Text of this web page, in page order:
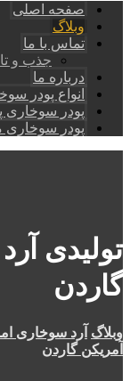
صفحه اصلی
وبلاگ
تماس با ما
جذب و
درباره ما
انواع پودر
پودر سوخاری
پودر سوخاری
تولیدی
گاردن
وبلاگ آرد سوخاری
آمریکن گاردن